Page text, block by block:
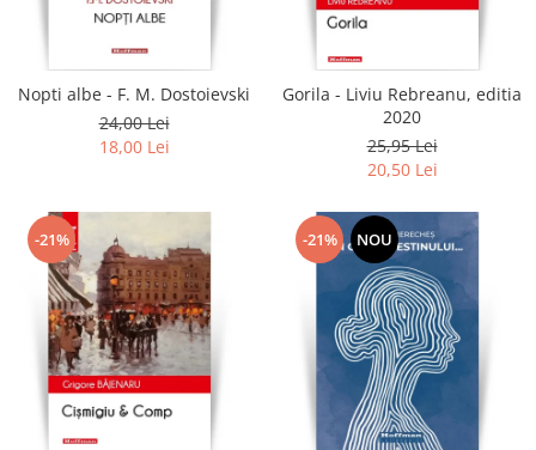
Literatura
Contemporana
Universala
Non-fictiune
Calatorii
Memorii
Publicistica / Reportaje / Interviuri
Stiinte umaniste
Istorie
Sociologie si filozofie
Nopti albe - F. M. Dostoievski
24,00 Lei
18,00 Lei
Gorila - Liviu Rebreanu, editia
2020
25,95 Lei
20,50 Lei
-21% -21% NOU